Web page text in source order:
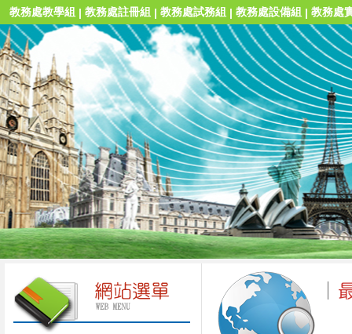
教務處教學組 | 教務處註冊組 | 教務處試務組 | 教務處設備組 | 教務處